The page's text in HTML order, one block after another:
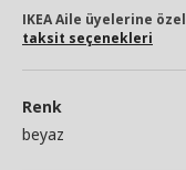
IKEA Aile üyelerine özel
taksit seçenekleri
Renk
beyaz